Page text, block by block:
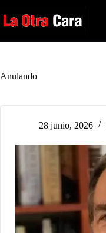
al
contenido
Anulando
28 junio, 2026